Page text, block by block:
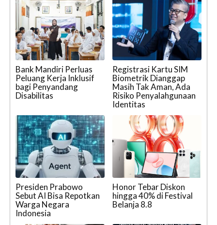
Bank Mandiri Perluas
Peluang Kerja Inklusif
bagi Penyandang
Disabilitas
Registrasi Kartu SIM
Biometrik Dianggap
Masih Tak Aman, Ada
Risiko Penyalahgunaan
Identitas
Presiden Prabowo
Sebut AI Bisa Repotkan
Warga Negara
Indonesia
Honor Tebar Diskon
hingga 40% di Festival
Belanja 8.8